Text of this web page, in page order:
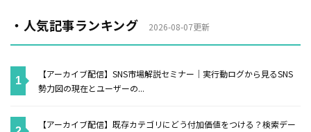
・人気記事ランキング 2026-08-07更新
【アーカイブ配信】SNS市場解説セミナー｜実行動ログから見るSNS
勢力図の現在とユーザーの...
【アーカイブ配信】既存カテゴリにどう付加価値をつける？検索デー